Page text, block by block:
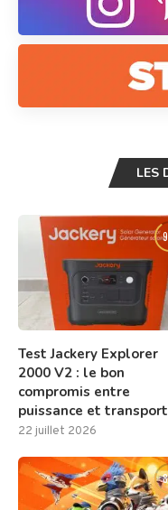
LES
Test Jackery Explorer
2000 V2 : le bon
compromis entre
puissance et
22 juillet 2026